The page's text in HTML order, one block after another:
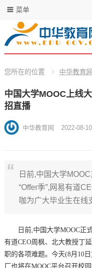
菜单
您所在的位置 中华教育网
中国大学MOOC上线
招直播
中华教育网 2022-08-
日前,中国大学
“Offer季”,网易有道
咖为广大毕业生在
日前,中国大学MOOC正
有道CEO周枫、北大教授丁
职的各项难题。今天(8月10
厂也将在MOOC平台召开校